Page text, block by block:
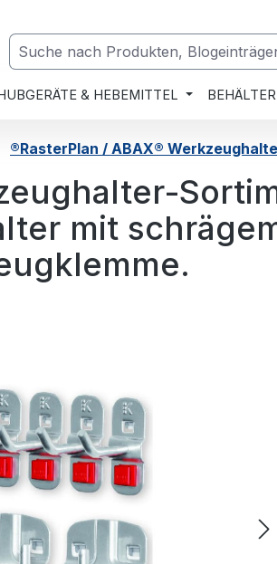
& HEBEMITTEL BEHÄLTER
®RasterPlan / ABAX®
mit